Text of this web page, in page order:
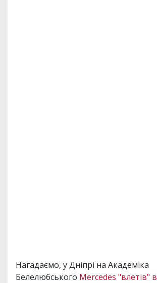
Нагадаємо, у Дніпрі на Академіка
Белелюбського Mercedes "влетів" в